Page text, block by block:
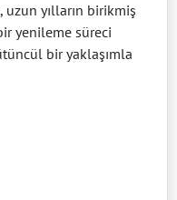
uzun yılların birikmiş
yenileme süreci
bir yaklaşımla